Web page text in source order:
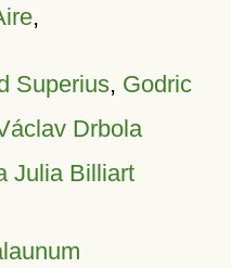
,
Superius, Godric
Drbola
Julia Billiart